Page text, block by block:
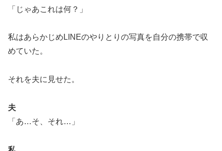
「じゃあこれは何？」
私はあらかじめLINEのやりとりの写真を自分の携帯で収
めていた。
それを夫に見せた。
夫
「あ…そ、それ…」